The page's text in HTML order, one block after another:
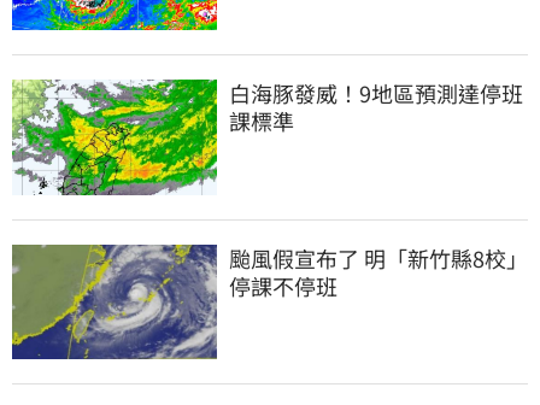
白海豚發威！9地區預測達停班
課標準
颱風假宣布了 明「新竹縣8校」
停課不停班